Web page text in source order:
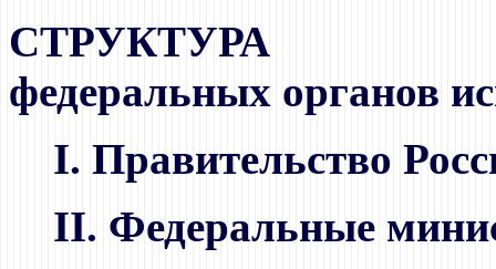
СТРУКТУРА
федеральных органов
I. Правительство
II. Федеральные